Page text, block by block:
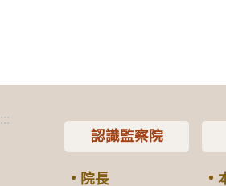
:::
認識監察院
院長